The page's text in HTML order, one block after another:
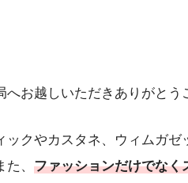
お越しいただきありがとう
ックやカスタネ、ウィムガ
、 ファッションだけでなく